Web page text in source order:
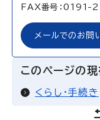
FAX番号：0191-
メールでのお問
このページの
くらし・手続き